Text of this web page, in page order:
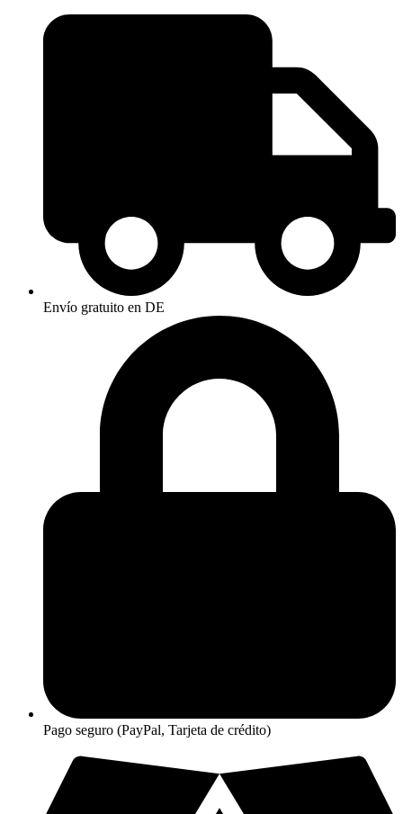
Envío gratuito en DE
Pago seguro (PayPal, Tarjeta de crédito)